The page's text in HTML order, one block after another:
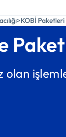
KOBİ
olan